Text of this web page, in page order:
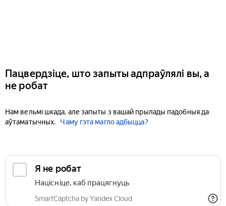
Пацвердзіце, што запыты адпраўлялі вы, а
не робат
Нам вельмі шкада, але запыты з вашай прылады падобныя да
аўтаматычных.
Чаму гэта магло адбыцца?
Я не робат
Націсніце, каб працягнуць
SmartCaptcha by Yandex Cloud